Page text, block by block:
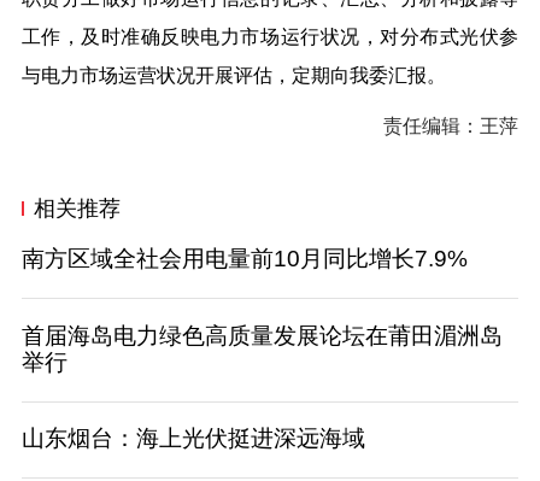
工作，及时准确反映电力市场运行状况，对分布式光伏参
与电力市场运营状况开展评估，定期向我委汇报。
责任编辑：王萍
相关推荐
南方区域全社会用电量前10月同比增长7.9%
首届海岛电力绿色高质量发展论坛在莆田湄洲岛
举行
山东烟台：海上光伏挺进深远海域